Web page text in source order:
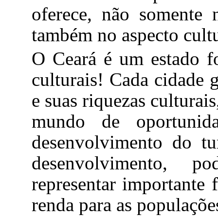
oferece, não somente
também no aspecto
O Ceará é um estado
culturais! Cada cidade
e suas riquezas
mundo de
desenvolvimento do
desenvolvimento,
representar importante
renda para as